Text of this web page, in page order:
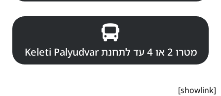
מטרו 2 או 4 עד לתחנת Keleti Palyudvar
[showlink]